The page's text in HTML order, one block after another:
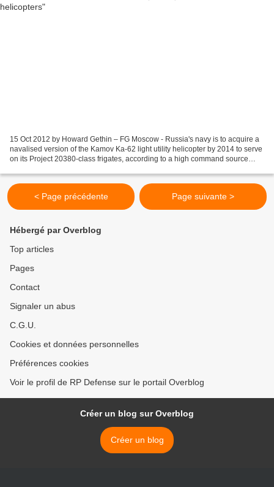
15 Oct 2012 by Howard Gethin – FG Moscow - Russia's navy is to acquire a
navalised version of the Kamov Ka-62 light utility helicopter by 2014 to serve
on its Project 20380-class frigates, according to a high command source
< Page précédente Page suivante >
Hébergé par Overblog
Top articles
Pages
Contact
Signaler un abus
C.G.U.
Cookies et données personnelles
Préférences cookies
Voir le profil de RP Defense sur le portail Overblog
Créer un blog sur Overblog
Créer un blog